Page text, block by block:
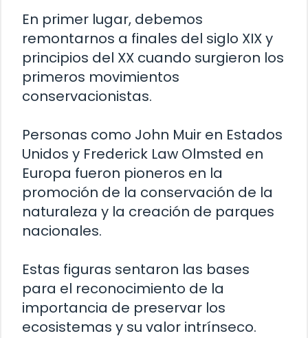
En primer lugar, debemos
remontarnos a finales del siglo XIX y
principios del XX cuando surgieron los
primeros movimientos
conservacionistas.
Personas como John Muir en Estados
Unidos y Frederick Law Olmsted en
Europa fueron pioneros en la
promoción de la conservación de la
naturaleza y la creación de parques
nacionales.
Estas figuras sentaron las bases
para el reconocimiento de la
importancia de preservar los
ecosistemas y su valor intrínseco.